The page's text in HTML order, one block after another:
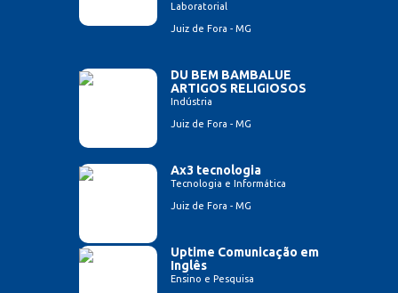
Laboratorial
Juiz de Fora - MG
DU BEM BAMBALUE
ARTIGOS RELIGIOSOS
Indústria
Juiz de Fora - MG
Ax3 tecnologia
Tecnologia e Informática
Juiz de Fora - MG
Uptime Comunicação em
Inglês
Ensino e Pesquisa